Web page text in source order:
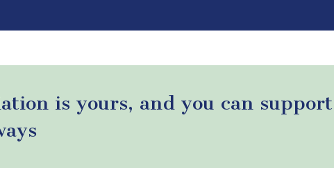
is yours, and you can